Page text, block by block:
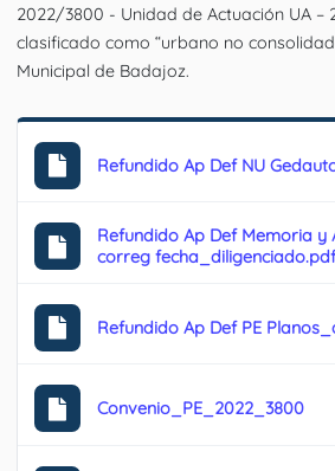
2022/3800 - Unidad de Actuación UA –
clasificado como “urbano no
Municipal de Badajoz.
Refundido Ap Def NU
Refundido Ap Def Memoria y
correg fecha_diligenciado.pdf
Refundido Ap Def PE
Convenio_PE_2022_3800